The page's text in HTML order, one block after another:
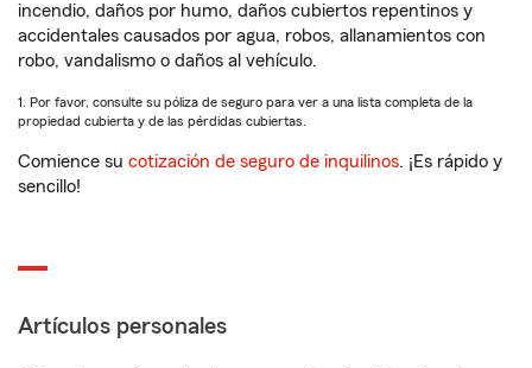
incendio, daños por humo, daños cubiertos repentinos y
accidentales causados por agua, robos, allanamientos con
robo, vandalismo o daños al vehículo.
1. Por favor, consulte su póliza de seguro para ver a una lista completa de la
propiedad cubierta y de las pérdidas cubiertas.
Comience su cotización de seguro de inquilinos. ¡Es rápido y
sencillo!
Artículos personales